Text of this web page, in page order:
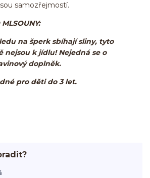
samozřejmostí.
na šperk sbíhají sliny, tyto
nejsou k jídlu! Nejedná se o
doplněk.
pro děti do 3 let.